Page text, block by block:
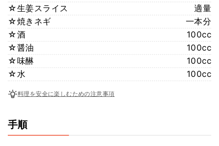
☆生姜スライス
適量
☆焼きネギ
一本分
☆酒
100cc
☆醤油
100cc
☆味醂
100cc
☆水
100cc
料理を安全に楽しむための注意事項
手順